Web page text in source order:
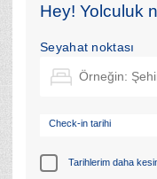
Hey! Yolculuk
Seyahat noktası
Check-in tarihi
Tarihlerim daha